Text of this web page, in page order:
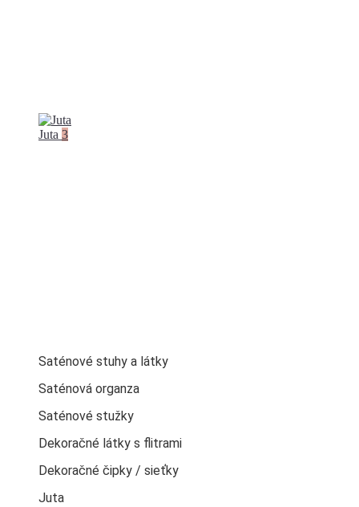
Juta 3
Saténové stuhy a látky
Saténová organza
Saténové stužky
Dekoračné látky s flitrami
Dekoračné čipky / sieťky
Juta